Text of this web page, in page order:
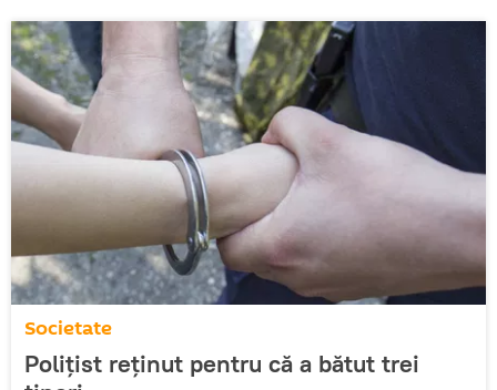
Societate
Polițist reținut pentru că a bătut trei